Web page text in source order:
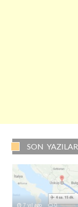
SON YAZILAR
7 yıl ago 0